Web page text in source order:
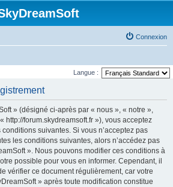
Connexion
Langue :
» (désigné ci-après par « nous », « notre »,
http://forum.skydreamsoft.fr »), vous acceptez
suivantes. Si vous n’acceptez pas
les conditions suivantes, alors n’accédez pas
». Nous pouvons modifier ces conditions à
possible pour vous en informer. Cependant, il
vérifier ce document régulièrement, car votre
» après toute modification constitue